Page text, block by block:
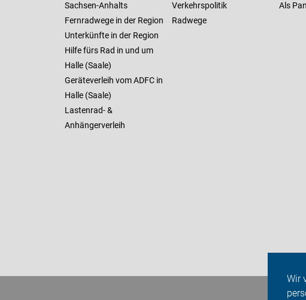
Wir
Sachsen-Anhalts
Fernradwege in der Region
Unterkünfte in der Region
Hilfe fürs Rad in und um
Halle (Saale)
Geräteverleih vom ADFC in
Halle (Saale)
Lastenrad- &
Anhängerverleih
Verkehrspolitik
Radwege
Als